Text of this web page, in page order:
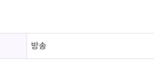
방송